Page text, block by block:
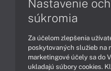
Obchodné informácie
Nastavenie
súkromia
Za účelom zlepšenia
poskytovaných služieb na
marketingové účely sa do
ukladajú súbory cookies.